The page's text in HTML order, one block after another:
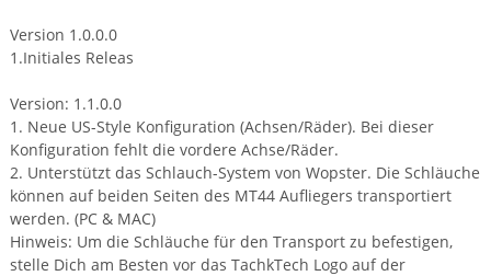
Version 1.0.0.0
1.Initiales Releas
Version: 1.1.0.0
1. Neue US-Style Konfiguration (Achsen/Räder). Bei dieser
Konfiguration fehlt die vordere Achse/Räder.
2. Unterstützt das Schlauch-System von Wopster. Die Schläuche
können auf beiden Seiten des MT44 Aufliegers transportiert
werden. (PC & MAC)
Hinweis: Um die Schläuche für den Transport zu befestigen,
stelle Dich am Besten vor das TachkTech Logo auf der